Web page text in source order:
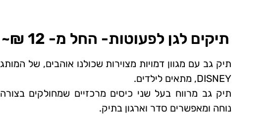
תיקים לגן לפעוטות- החל מ- 12 ₪~
תיק גב עם מגוון דמויות מצוירות שכולנו אוהבים, של המותג
DISNEY, מתאים לילדים.
תיק גב מרווח בעל שני כיסים מרכזיים שמחולקים בצורה
נוחה ומאפשרים סדר וארגון בתיק.